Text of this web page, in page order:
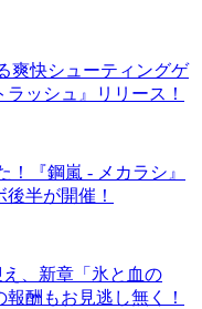
爽快シューティングゲ
ッシュ』リリース！
『鋼嵐 - メカラシ』
半が開催！
、新章「氷と血の
酬もお見逃し無く！